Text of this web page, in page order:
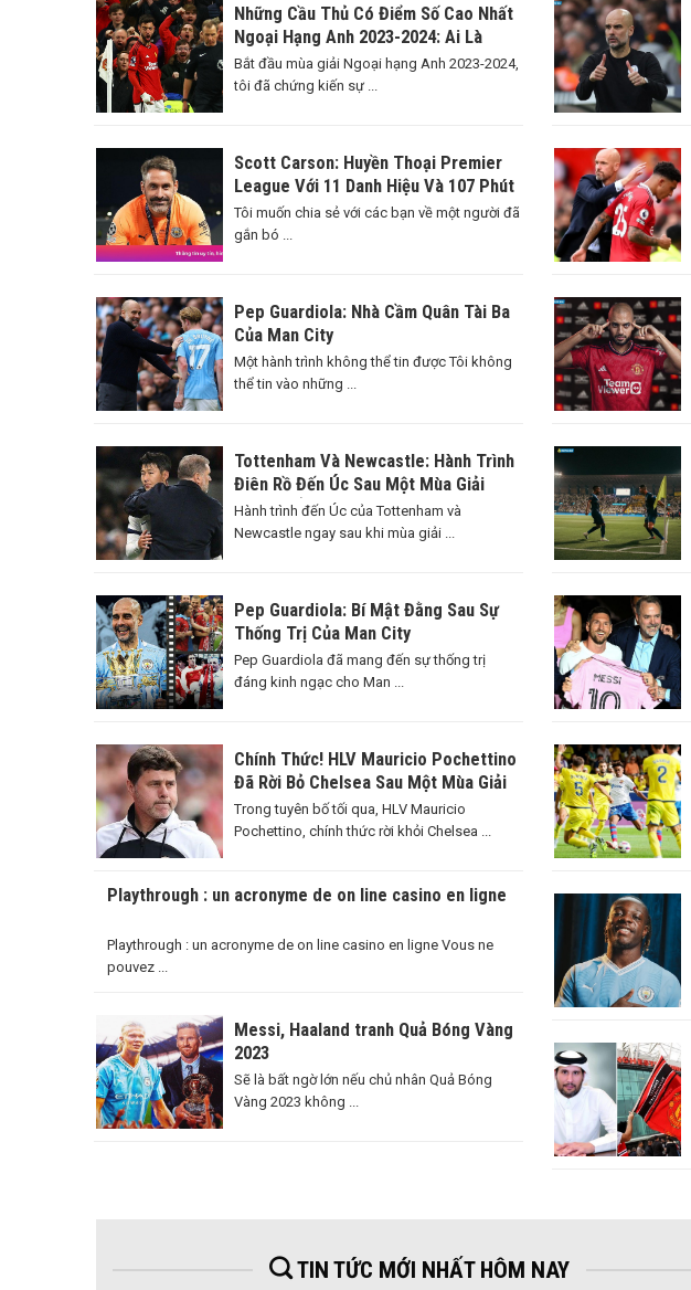
Những Cầu Thủ Có Điểm Số Cao Nhất
Ngoại Hạng Anh 2023-2024: Ai Là
Ngôi Sao Sáng Nhất?
Bắt đầu mùa giải Ngoại hạng Anh 2023-2024,
tôi đã chứng kiến sự ...
Scott Carson: Huyền Thoại Premier
League Với 11 Danh Hiệu Và 107 Phút
Thi Đấu
Tôi muốn chia sẻ với các bạn về một người đã
gắn bó ...
Pep Guardiola: Nhà Cầm Quân Tài Ba
Của Man City
Một hành trình không thể tin được Tôi không
thể tin vào những ...
Tottenham Và Newcastle: Hành Trình
Điên Rồ Đến Úc Sau Một Mùa Giải
Căng Thẳng
Hành trình đến Úc của Tottenham và
Newcastle ngay sau khi mùa giải ...
Pep Guardiola: Bí Mật Đằng Sau Sự
Thống Trị Của Man City
Pep Guardiola đã mang đến sự thống trị
đáng kinh ngạc cho Man ...
Chính Thức! HLV Mauricio Pochettino
Đã Rời Bỏ Chelsea Sau Một Mùa Giải
Đáng Nhớ
Trong tuyên bố tối qua, HLV Mauricio
Pochettino, chính thức rời khỏi Chelsea ...
Playthrough : un acronyme de on line casino en ligne
Playthrough : un acronyme de on line casino en ligne Vous ne
pouvez ...
Messi, Haaland tranh Quả Bóng Vàng
2023
Sẽ là bất ngờ lớn nếu chủ nhân Quả Bóng
Vàng 2023 không ...
TIN TỨC MỚI NHẤT HÔM NAY